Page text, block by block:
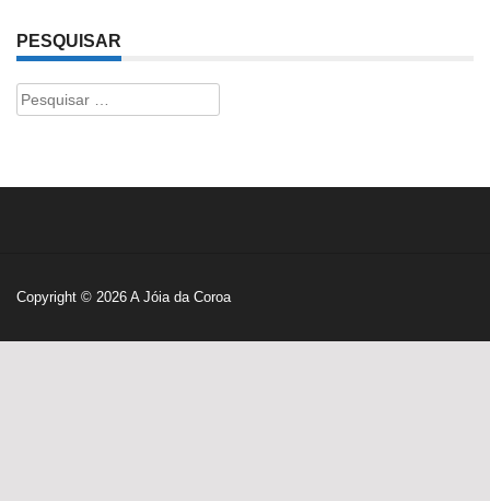
PESQUISAR
Pesquisar
por:
Copyright © 2026 A Jóia da Coroa